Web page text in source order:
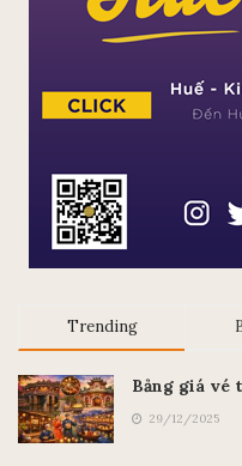
Trending
Bảng giá vé
29/12/2025